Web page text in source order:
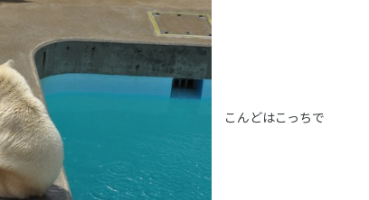
こんどはこっちで